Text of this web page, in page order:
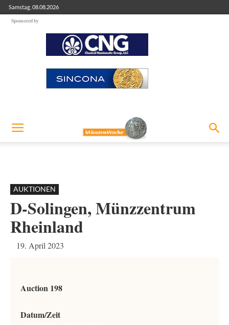
Samstag, 08.08.2026
Sponsored by
AUKTIONEN
D-Solingen, Münzzentrum
Rheinland
19. April 2023
Auction 198
Datum/Zeit